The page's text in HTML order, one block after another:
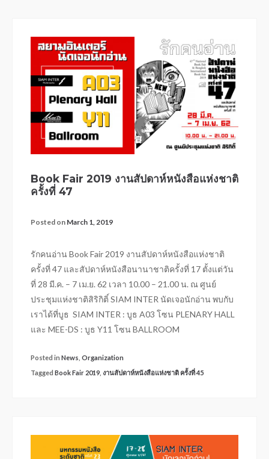
Book Fair 2019 งานสัปดาห์หนังสือแห่งชาติ
ครั้งที่ 47
Posted on March 1, 2019
รักคนอ่าน Book Fair 2019 งานสัปดาห์หนังสือแห่งชาติ
ครั้งที่ 47 และสัปดาห์หนังสือนานาชาติครั้งที่ 17 ตั้งแต่วัน
ที่ 28 มี.ค. – 7 เม.ย. 62 เวลา 10.00 – 21.00 น. ณ ศูนย์
ประชุมแห่งชาติสิริกิติ์ SIAM INTER นัดเจอนักอ่าน พบกับ
เราได้ที่บูธ SIAM INTER : บูธ A03 โซน PLENARY HALL
และ MEE-DS : บูธ Y11 โซน BALLROOM
Posted in News Organization
Tagged Book Fair 2019 งานสัปดาห์หนังสือแห่งชาติ ครั้งที่ 45